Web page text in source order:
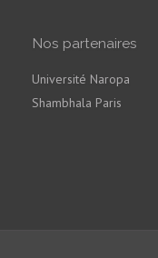
Nos partenaires
Université Naropa
Shambhala Paris